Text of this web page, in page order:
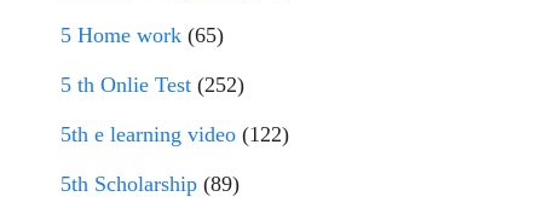
5 Home work (65)
5 th Onlie Test (252)
5th e learning video (122)
5th Scholarship (89)